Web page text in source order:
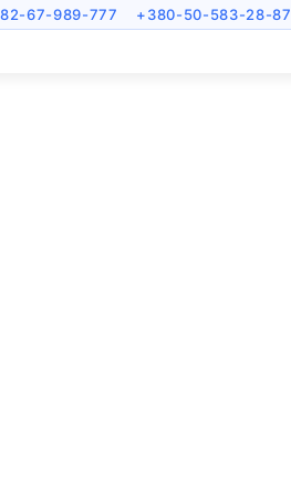
67-989-777 +380-50-583-28-87